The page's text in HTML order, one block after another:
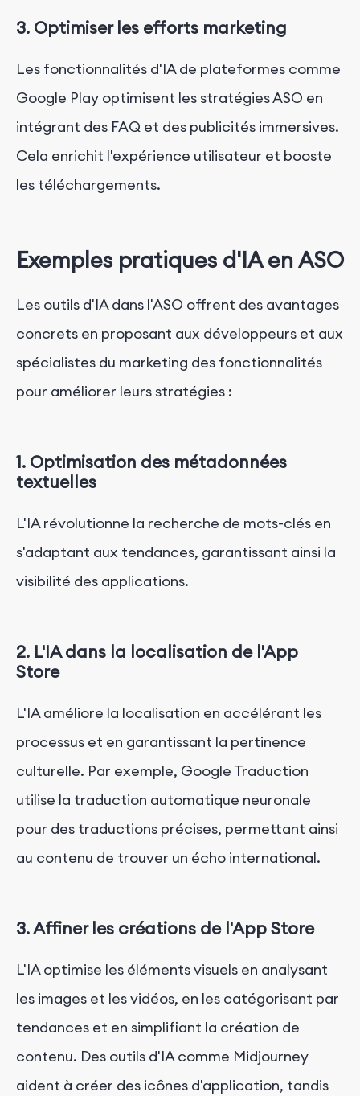
3. Optimiser les efforts marketing
Les fonctionnalités d'IA de plateformes comme
Google Play optimisent les stratégies ASO en
intégrant des FAQ et des publicités immersives.
Cela enrichit l'expérience utilisateur et booste
les téléchargements.
Exemples pratiques d'IA en ASO
Les outils d'IA dans l'ASO offrent des avantages
concrets en proposant aux développeurs et aux
spécialistes du marketing des fonctionnalités
pour améliorer leurs stratégies :
1. Optimisation des métadonnées
textuelles
L'IA révolutionne la recherche de mots-clés en
s'adaptant aux tendances, garantissant ainsi la
visibilité des applications.
2. L'IA dans la localisation de l'App
Store
L'IA améliore la localisation en accélérant les
processus et en garantissant la pertinence
culturelle. Par exemple, Google Traduction
utilise la traduction automatique neuronale
pour des traductions précises, permettant ainsi
au contenu de trouver un écho international.
3. Affiner les créations de l'App Store
L'IA optimise les éléments visuels en analysant
les images et les vidéos, en les catégorisant par
tendances et en simplifiant la création de
contenu. Des outils d'IA comme Midjourney
aident à créer des icônes d'application, tandis